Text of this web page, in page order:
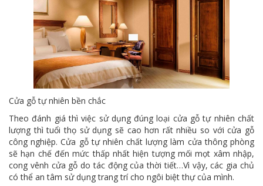
Cửa gỗ tự nhiên bền chắc
Theo đánh giá thì việc sử dụng đúng loại cửa gỗ tự nhiên chất
lượng thì tuổi thọ sử dụng sẽ cao hơn rất nhiều so với cửa gỗ
công nghiệp. Cửa gỗ tự nhiên chất lượng làm cửa thông phòng
sẽ hạn chế đến mức thấp nhất hiện tượng mối mọt xâm nhập,
cong vênh cửa gỗ do tác động của thời tiết…Vì vậy, các gia chủ
có thể an tâm sử dụng trang trí cho ngôi biệt thự của mình.